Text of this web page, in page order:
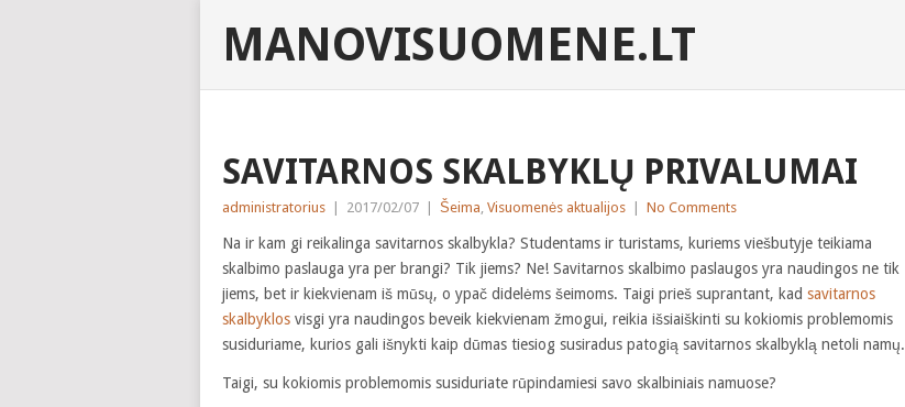
MANOVISUOMENE.LT
SAVITARNOS SKALBYKLŲ PRIVALUMAI
administratorius 2017/02/07 Šeima, Visuomenės aktualijos No Comments
Na ir kam gi reikalinga savitarnos skalbykla? Studentams ir turistams, kuriems viešbutyje teikiama
skalbimo paslauga yra per brangi? Tik jiems? Ne! Savitarnos skalbimo paslaugos yra naudingos ne tik
jiems, bet ir kiekvienam iš mūsų, o ypač didelėms šeimoms. Taigi prieš suprantant, kad savitarnos
skalbyklos visgi yra naudingos beveik kiekvienam žmogui, reikia išsiaiškinti su kokiomis problemomis
susiduriame, kurios gali išnykti kaip dūmas tiesiog susiradus patogią savitarnos skalbyklą netoli namų.
Taigi, su kokiomis problemomis susiduriate rūpindamiesi savo skalbiniais namuose?